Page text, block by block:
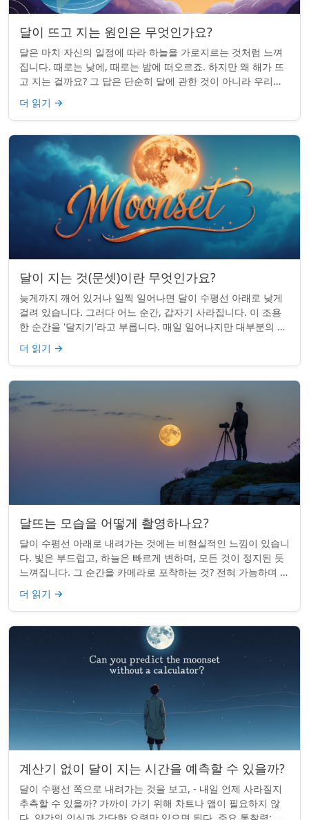
달이 뜨고 지는 원인은 무엇인가요?
달은 마치 자신의 일정에 따라 하늘을 가로지르는 것처럼 느껴
집니다. 때로는 낮에, 때로는 밤에 떠오르죠. 하지만 왜 해가 뜨
고 지는 걸까요? 그 답은 단순히 달에 관한 것이 아니라 우리에
관한 것입니다. 핵심 통찰:...
더 읽기 →
달이 지는 것(문셋)이란 무엇인가요?
늦게까지 깨어 있거나 일찍 일어나면 달이 수평선 아래로 낮게
걸려 있습니다. 그러다 어느 순간, 갑자기 사라집니다. 이 조용
한 순간을 '달지기'라고 부릅니다. 매일 일어나지만 대부분의 사
람들은 놓치곤 합니다. 핵심 ...
더 읽기 →
달뜨는 모습을 어떻게 촬영하나요?
달이 수평선 아래로 내려가는 것에는 비현실적인 느낌이 있습니
다. 빛은 부드럽고, 하늘은 빠르게 변하며, 모든 것이 정지된 듯
느껴집니다. 그 순간을 카메라로 포착하는 것? 전혀 가능하며 가
치가 있습니다. 간단한 팁:...
더 읽기 →
계산기 없이 달이 지는 시간을 예측할 수 있을까?
달이 수평선 쪽으로 내려가는 것을 보고, - 내일 언제 사라질지
추측할 수 있을까? 가까이 가기 위해 차트나 앱이 필요하지 않